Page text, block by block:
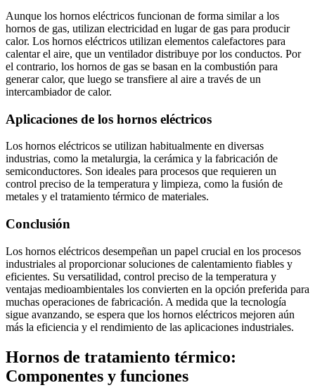
Aunque los hornos eléctricos funcionan de forma similar a los
hornos de gas, utilizan electricidad en lugar de gas para producir
calor. Los hornos eléctricos utilizan elementos calefactores para
calentar el aire, que un ventilador distribuye por los conductos. Por
el contrario, los hornos de gas se basan en la combustión para
generar calor, que luego se transfiere al aire a través de un
intercambiador de calor.
Aplicaciones de los hornos eléctricos
Los hornos eléctricos se utilizan habitualmente en diversas
industrias, como la metalurgia, la cerámica y la fabricación de
semiconductores. Son ideales para procesos que requieren un
control preciso de la temperatura y limpieza, como la fusión de
metales y el tratamiento térmico de materiales.
Conclusión
Los hornos eléctricos desempeñan un papel crucial en los procesos
industriales al proporcionar soluciones de calentamiento fiables y
eficientes. Su versatilidad, control preciso de la temperatura y
ventajas medioambientales los convierten en la opción preferida para
muchas operaciones de fabricación. A medida que la tecnología
sigue avanzando, se espera que los hornos eléctricos mejoren aún
más la eficiencia y el rendimiento de las aplicaciones industriales.
Hornos de tratamiento térmico:
Componentes y funciones